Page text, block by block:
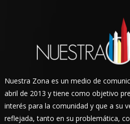
Nuestra Zona es un medio de
abril de 2013 y tiene como objetivo
interés para la comunidad y que a su
reflejada, tanto en su problemática,